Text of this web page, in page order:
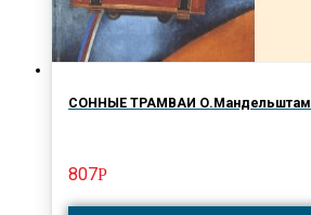
СОННЫЕ ТРАМВАИ О.Мандельштам
807Р